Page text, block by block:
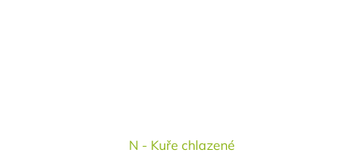
N - Kuře chlazené